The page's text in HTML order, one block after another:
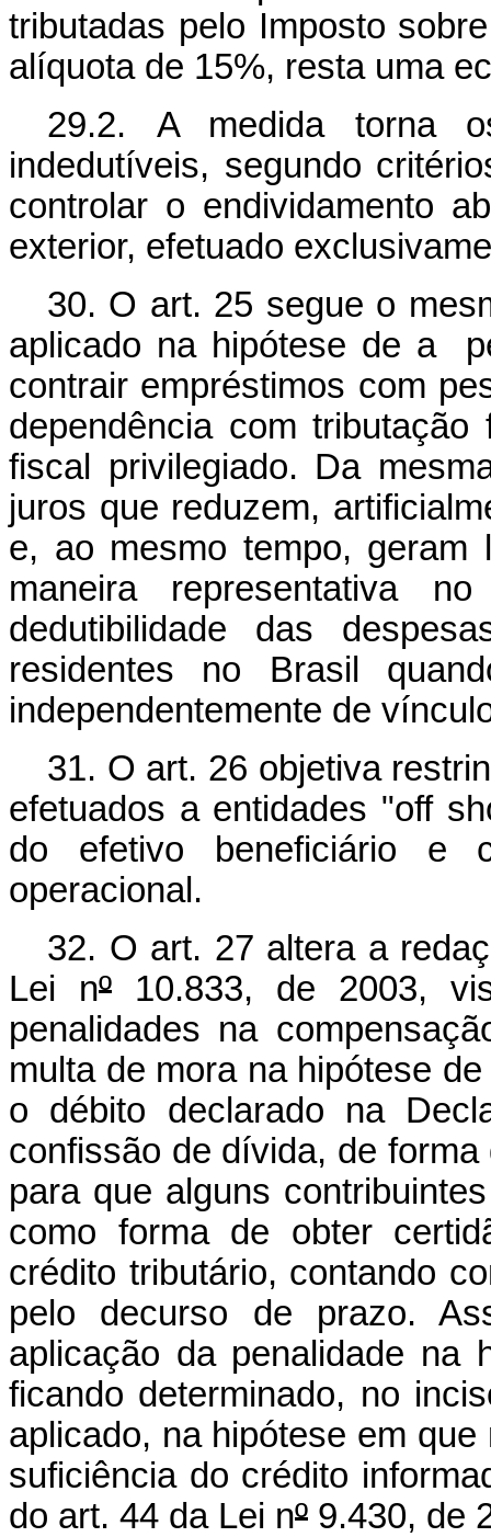
tributadas pelo Imposto
alíquota de 15%, resta uma
29.2. A medida torna
indedutíveis, segundo
controlar o endividamento
exterior, efetuado
30. O art. 25 segue o
aplicado na hipótese de a
contrair empréstimos com
dependência com
fiscal privilegiado. Da
juros que reduzem,
e, ao mesmo tempo, geram
maneira representativa
dedutibilidade das
residentes no Brasil
independentemente de
31. O art. 26 objetiva
efetuados a entidades "off
do efetivo beneficiário e
operacional.
32. O art. 27 altera a
Lei nº 10.833, de 2003,
penalidades na
multa de mora na hipótese
o débito declarado na
confissão de dívida, de
para que alguns
como forma de obter
crédito tributário, contando
pelo decurso de prazo.
aplicação da penalidade na
ficando determinado, no
aplicado, na hipótese em
suficiência do crédito
do art. 44 da Lei nº 9.430, de